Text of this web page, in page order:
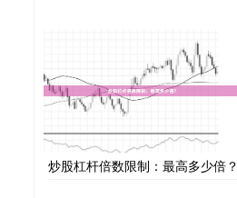
炒股杠杆倍数限制：最高多少倍？